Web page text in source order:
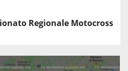
Regionale Motocross